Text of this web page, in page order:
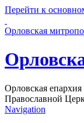
Перейти к
Орловская
Орловская
Православной
Navigation